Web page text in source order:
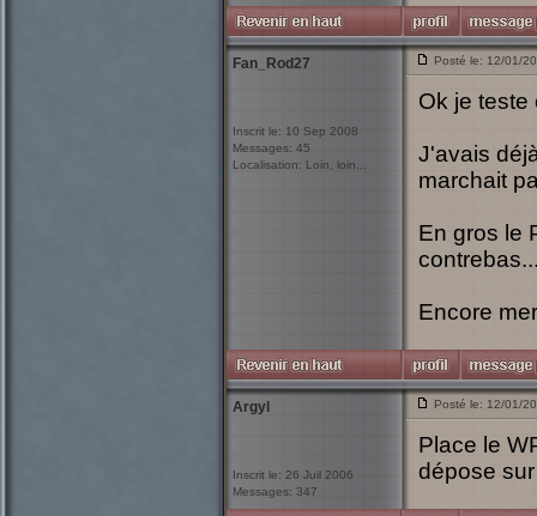
Fan_Rod27
Inscrit le: 10 Sep 2008
Messages: 45
Localisation: Loin, loin...
Posté le: 12/01/
Ok je teste
J'avais
marchait
En gros le
Encore
Argyl
Inscrit le: 26 Juil 2006
Messages: 347
Posté le: 12/01/
Place le
dépose